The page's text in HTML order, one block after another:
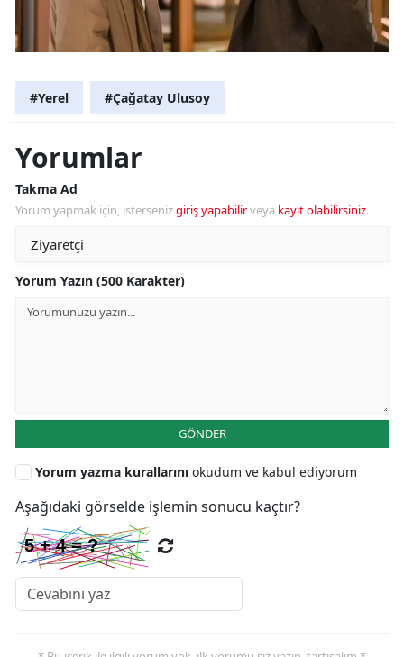
#Yerel #Çağatay Ulusoy
Yorumlar
Takma Ad
Yorum yapmak için, istersenizgiriş yapabilirveya kayıt olabilirsiniz.
Yorum Yazın (500 Karakter)
GÖNDER
Yorum yazma kurallarını okudum ve kabul ediyorum
Aşağıdaki görselde işlemin sonucu kaçtır?